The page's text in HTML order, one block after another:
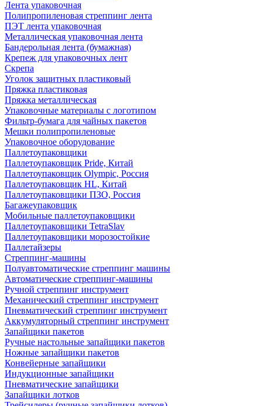
Лента упаковочная
Полипропиленовая стреппинг лента
ПЭТ лента упаковочная
Металлическая упаковочная лента
Бандерольная лента (бумажная)
Крепеж для упаковочных лент
Скрепа
Уголок защитных пластиковый
Пряжка пластиковая
Пряжка металлическая
Упаковочные материалы с логотипом
Фильтр-бумага для чайных пакетов
Мешки полипропиленовые
Упаковочное оборудование
Паллетоупаковщики
Паллетоупаковщик Pride, Китай
Паллетоупаковщик Olympic, Россия
Паллетоупаковщик HL, Китай
Паллетоупаковщики ПЗО, Россия
Багажеупаковщик
Мобильные паллетоупаковщики
Паллетоупаковщики TetraSlav
Паллетоупаковщики морозостойкие
Паллетайзеры
Стреппинг-машины
Полуавтоматические стреппинг машины
Автоматические стреппинг-машины
Ручной стреппинг инструмент
Механический стреппинг инструмент
Пневматический стреппинг инструмент
Аккумуляторный стреппинг инструмент
Запайщики пакетов
Ручные настольные запайщики пакетов
Ножные запайщики пакетов
Конвейерные запайщики
Индукционные запайщики
Пневматические запайщики
Запайщики лотков